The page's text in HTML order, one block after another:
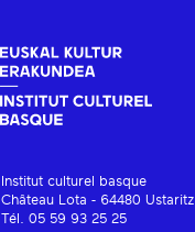
Institut culturel basque
Château Lota - 64480 Ustaritz
Tél. 05 59 93 25 25